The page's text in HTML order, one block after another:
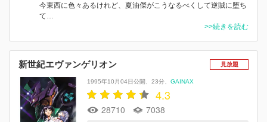
今東西に色々あるけれど、夏油傑がこうなるべくして逆賊に堕ち
て…
>>続きを読む
新世紀エヴァンゲリオン 見放題
1995年10月04日公開 23分 GAINAX
4.3
28710 7038